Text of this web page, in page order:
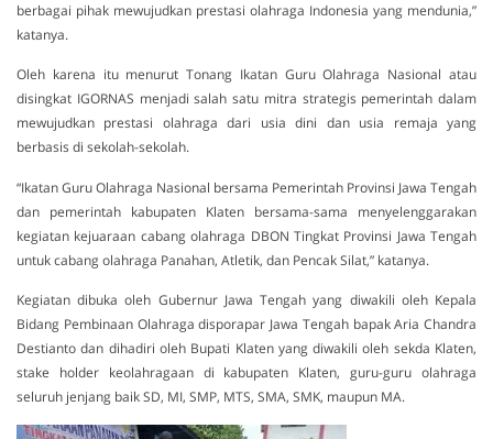
berbagai pihak mewujudkan prestasi olahraga Indonesia yang mendunia,”
katanya.
Oleh karena itu menurut Tonang Ikatan Guru Olahraga Nasional atau
disingkat IGORNAS menjadi salah satu mitra strategis pemerintah dalam
mewujudkan prestasi olahraga dari usia dini dan usia remaja yang
berbasis di sekolah-sekolah.
“Ikatan Guru Olahraga Nasional bersama Pemerintah Provinsi Jawa Tengah
dan pemerintah kabupaten Klaten bersama-sama menyelenggarakan
kegiatan kejuaraan cabang olahraga DBON Tingkat Provinsi Jawa Tengah
untuk cabang olahraga Panahan, Atletik, dan Pencak Silat,” katanya.
Kegiatan dibuka oleh Gubernur Jawa Tengah yang diwakili oleh Kepala
Bidang Pembinaan Olahraga disporapar Jawa Tengah bapak Aria Chandra
Destianto dan dihadiri oleh Bupati Klaten yang diwakili oleh sekda Klaten,
stake holder keolahragaan di kabupaten Klaten, guru-guru olahraga
seluruh jenjang baik SD, MI, SMP, MTS, SMA, SMK, maupun MA.